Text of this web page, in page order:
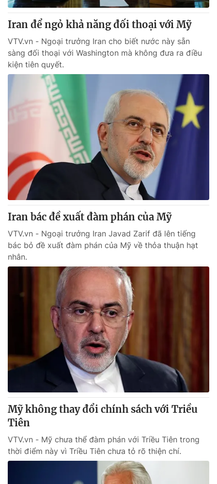
Iran để ngỏ khả năng đối thoại với Mỹ
VTV.vn - Ngoại trưởng Iran cho biết nước này sẵn
sàng đối thoại với Washington mà không đưa ra điều
kiện tiên quyết.
Iran bác đề xuất đàm phán của Mỹ
VTV.vn - Ngoại trưởng Iran Javad Zarif đã lên tiếng
bác bỏ đề xuất đàm phán của Mỹ về thỏa thuận hạt
nhân.
Mỹ không thay đổi chính sách với Triều
Tiên
VTV.vn - Mỹ chưa thể đàm phán với Triều Tiên trong
thời điểm này vì Triều Tiên chưa tỏ rõ thiện chí.